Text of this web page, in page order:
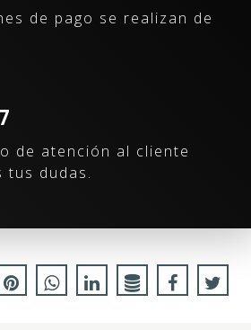
de pago se realizan de
de atención al cliente
tus dudas.